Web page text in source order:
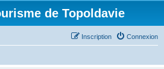
de Topoldavie
Connexion
Inscription